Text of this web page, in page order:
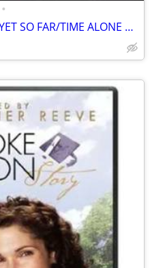
•
1967 JERRY VALE "SO NEAR...YET SO FAR/TIME ALONE WILL TELL" 45 RECORD